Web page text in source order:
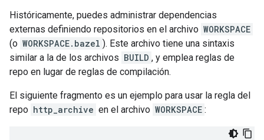
Históricamente, puedes administrar dependencias
externas definiendo repositorios en el archivo WORKSPACE
(o WORKSPACE.bazel ). Este archivo tiene una sintaxis
similar a la de los archivos BUILD , y emplea reglas de
repo en lugar de reglas de compilación.
El siguiente fragmento es un ejemplo para usar la regla del
repo http_archive en el archivo WORKSPACE :